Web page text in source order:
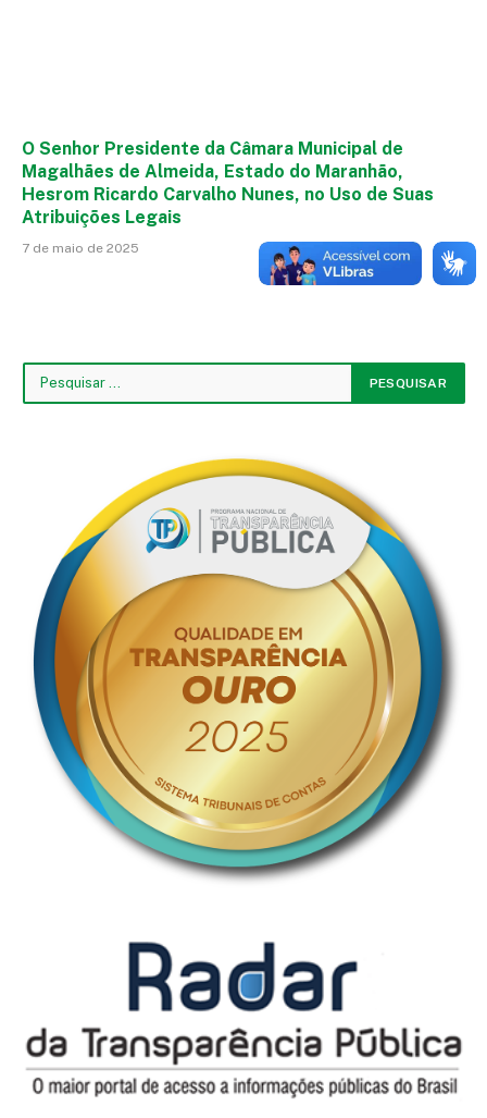
O Senhor Presidente da Câmara Municipal de
Magalhães de Almeida, Estado do Maranhão,
Hesrom Ricardo Carvalho Nunes, no Uso de Suas
Atribuições Legais
7 de maio de 2025